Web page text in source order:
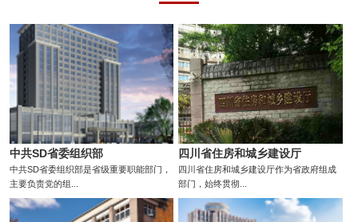
中共SD省委组织部
中共SD省委组织部是省级重要职能部门，
主要负责党的组...
四川省住房和城乡建设厅
四川省住房和城乡建设厅作为省政府组成
部门，始终贯彻...